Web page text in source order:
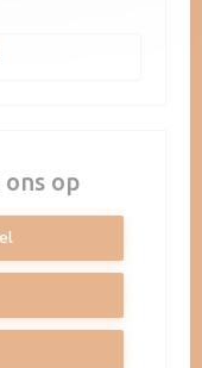
in een nieuw
op